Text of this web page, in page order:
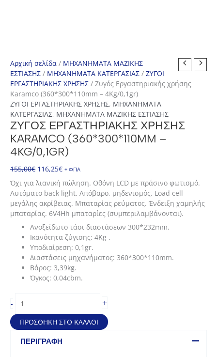
Αρχική σελίδα / ΜΗΧΑΝΗΜΑΤΑ ΜΑΖΙΚΗΣ
ΕΣΤΙΑΣΗΣ / ΜΗΧΑΝΗΜΑΤΑ ΚΑΤΕΡΓΑΣΙΑΣ /ΖΥΓΟΙ
ΕΡΓΑΣΤΗΡΙΑΚΗΣ ΧΡΗΣΗΣ / Ζυγός Εργαστηριακής χρήσης
Karamco (360*300*110mm – 4Kg/0,1gr)
ΖΥΓΟΙ ΕΡΓΑΣΤΗΡΙΑΚΗΣ ΧΡΗΣΗΣ, ΜΗΧΑΝΗΜΑΤΑ
ΚΑΤΕΡΓΑΣΙΑΣ, ΜΗΧΑΝΗΜΑΤΑ ΜΑΖΙΚΗΣ ΕΣΤΙΑΣΗΣ
ΖΥΓΌΣ ΕΡΓΑΣΤΗΡΙΑΚΉΣ ΧΡΉΣΗΣ
KARAMCO (360*300*110MM –
4KG/0,1GR)
155,00€ Original
price
was:
155,00€.
116,25€Η
τρέχουσα
τιμή
είναι:
116,25€.
+ ΦΠΑ
Όχι για λιανική πώληση. Οθόνη LCD με πράσινο φωτισμό.
Αυτόματο back light. Απόβαρο, μηδενισμός. Load cell
μεγάλης ακρίβειας. Μπαταρίας ρεύματος. Ένδειξη χαμηλής
μπαταρίας. 6V4Hh μπαταρίες (συμπεριλαμβάνονται).
Ανοξείδωτο τάσι διαστάσεων 300*232mm.
Ικανότητα ζύγισης: 4Kg .
Υποδιαίρεση: 0,1gr.
Διαστάσεις μηχανήματος: 360*300*110mm.
Βάρος: 3,39kg.
Όγκος: 0,04cbm.
-
Εργαστηριακής
χρήσης
Karamco
(360*300*110mm
+
ΠΡΟΣΘΉΚΗ ΣΤΟ ΚΑΛΆΘΙ
ΠΕΡΙΓΡΑΦΉ